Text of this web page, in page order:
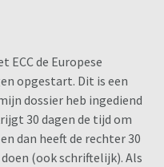
hand gehad en is dit
380 euro
Heb geen
dergelijke op te starten...
ingescand maar
gewogen. Ik kan dus
doos verzonden heb.
ECC de Europese
opgestart. Dit is een
dossier heb ingediend
30 dagen de tijd om
dan heeft de rechter 30
(ook schriftelijk). Als